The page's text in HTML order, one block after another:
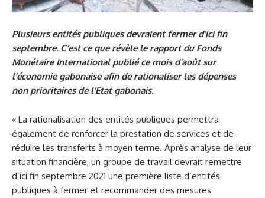
Plusieurs entités publiques devraient fermer d’ici fin
septembre. C’est ce que révèle le rapport du Fonds
Monétaire International publié ce mois d’août sur
l’économie gabonaise afin de rationaliser les dépenses
non prioritaires de l’Etat gabonais.
« La rationalisation des entités publiques permettra
également de renforcer la prestation de services et de
réduire les transferts à moyen terme. Après analyse de leur
situation financière, un groupe de travail devrait remettre
d’ici fin septembre 2021 une première liste d’entités
publiques à fermer et recommander des mesures